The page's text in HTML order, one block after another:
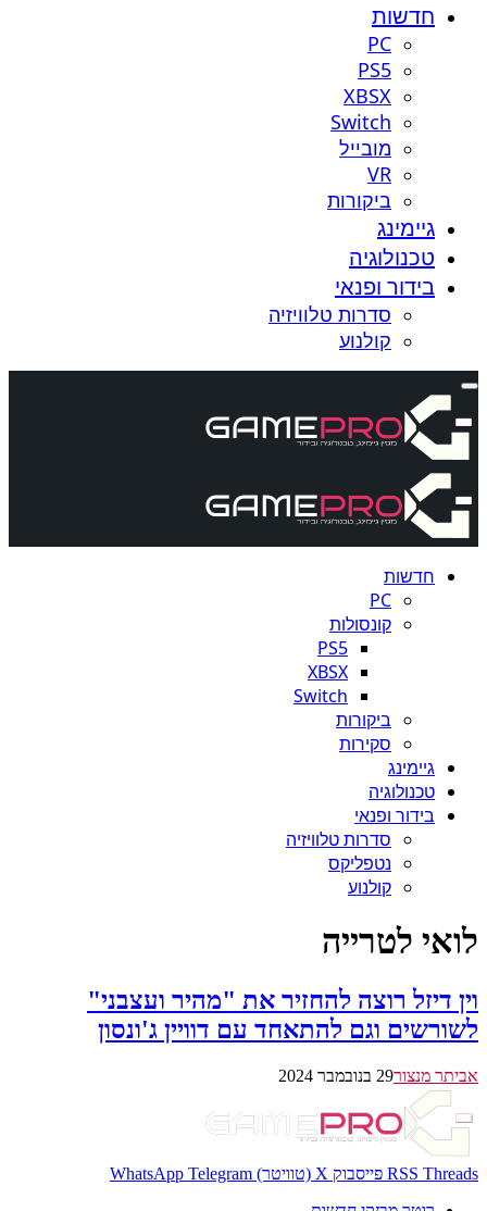
חדשות
PC
PS5
XBSX
Switch
מובייל
VR
ביקורות
גיימינג
טכנולוגיה
בידור ופנאי
סדרות טלוויזיה
קולנוע
חדשות
PC
קונסולות
PS5
XBSX
Switch
ביקורות
סקירות
גיימינג
טכנולוגיה
בידור ופנאי
סדרות טלוויזיה
נטפליקס
קולנוע
לואי לטרייה
וין דיזל רוצה להחזיר את "מהיר ועצבני"
לשורשים וגם להתאחד עם דוויין ג'ונסון
אביתר מנצור29 בנובמבר 2024
RSS Threads פייסבוק X (טוויטר) WhatsApp Telegram